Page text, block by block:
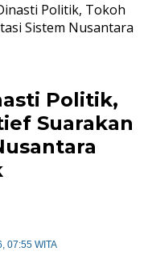
Politik, Tokoh
Sistem Nusantara
Politik,
Suarakan
07:55 WITA